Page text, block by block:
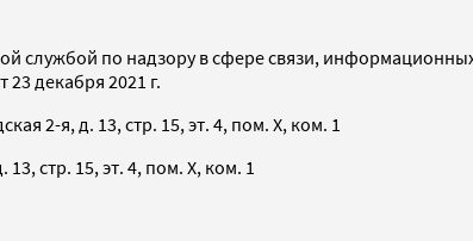
службой по надзору в сфере связи,
декабря 2021 г.
2-я, д. 13, стр. 15, эт. 4, пом. X, ком. 1
стр. 15, эт. 4, пом. X, ком. 1